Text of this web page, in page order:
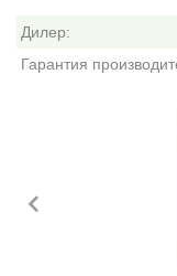
Дилер:
Гарантия